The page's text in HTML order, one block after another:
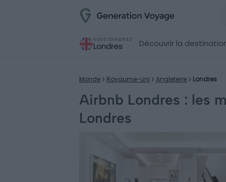
VOUS EXPLOREZ
Londres Découvrir la
Monde Royaume-uni Angleterre Londres
Airbnb Londres : les
Londres